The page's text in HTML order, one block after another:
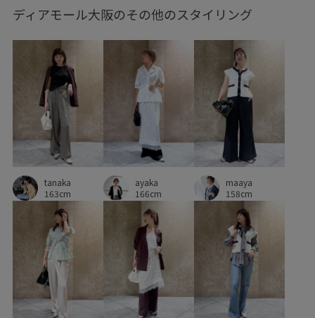
ソフトタッチ デイリーで活躍 トップス トレンド
ニュアンスがある ハンカチ パンツ ビスチェ
フォーマル フォーマルシーン フラワー柄 ブラウス
ベーシック ベーシックカラー ペプラム
ボックスシルエット ポリエステル マニッシュ
マルチに活躍 マーメイドシルエット マーメイドスカート
リネン ワイドパンツ ワイドボトム 伸縮性
卒園式入学式 卒業式入学式
取り外し可能 取り外し可能なショルダー
夏の機能素材アイテム 女性らしさ 抜け感
接触冷感 毎シーズン 洗濯OK 洗濯機で洗える
ディアモール大阪のその他のスタイリング
tanaka
163cm
ayaka
166cm
maaya
158cm